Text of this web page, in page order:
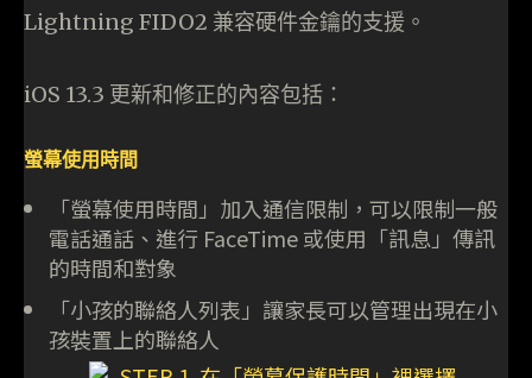
Lightning FIDO2 兼容硬件金鑰的支援。
iOS 13.3 更新和修正的內容包括：
螢幕使用時間
「螢幕使用時間」加入通信限制，可以限制一般
電話通話、進行 FaceTime 或使用「訊息」傳訊
的時間和對象
「小孩的聯絡人列表」讓家長可以管理出現在小
孩裝置上的聯絡人